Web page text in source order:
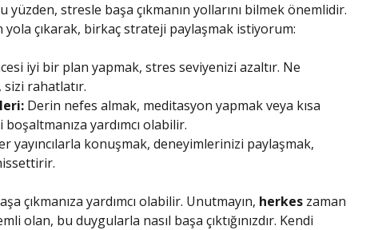
yüzden, stresle başa çıkmanın yollarını bilmek önemlidir.
yola çıkarak, birkaç strateji paylaşmak istiyorum:
iyi bir plan yapmak, stres seviyenizi azaltır. Ne
sizi rahatlatır.
Derin nefes almak, meditasyon yapmak veya kısa
yardımcı olabilir.
yayıncılarla konuşmak, deneyimlerinizi paylaşmak,
çıkmanıza yardımcı olabilir. Unutmayın, herkeszaman
olan, bu duygularla nasıl başa çıktığınızdır. Kendi